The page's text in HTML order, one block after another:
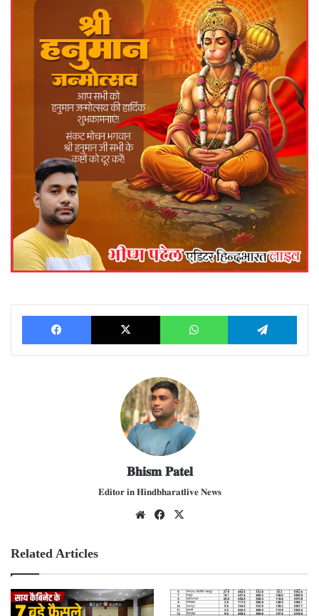
Facebook X WhatsApp
𝐁𝐡𝐢𝐬𝐦 𝐏𝐚𝐭𝐞𝐥
𝐄𝐝𝐢𝐭𝐨𝐫 𝐢𝐧 𝐇𝐢𝐧𝐝𝐛𝐡𝐚𝐫𝐚𝐭𝐥𝐢𝐯𝐞 𝐍𝐞𝐰𝐬
We
Fac
Related Articles